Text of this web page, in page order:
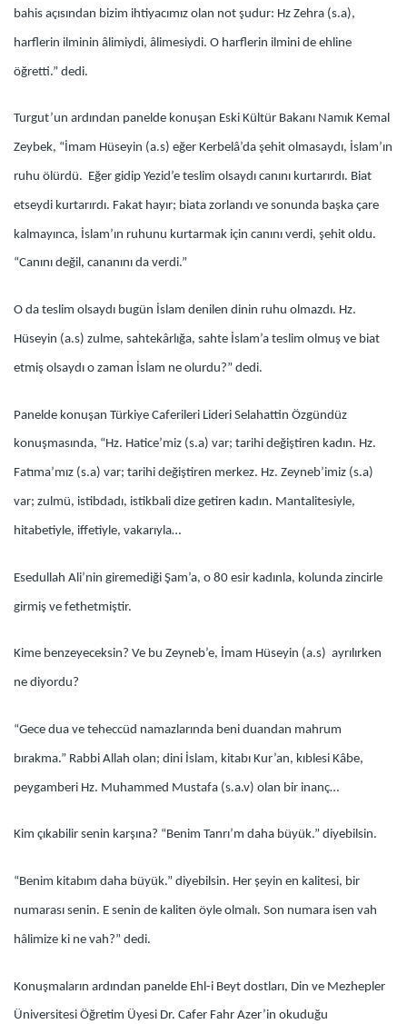
bahis açısından bizim ihtiyacımız olan not şudur: Hz Zehra (s.a),
harflerin ilminin âlimiydi, âlimesiydi. O harflerin ilmini de ehline
öğretti.” dedi.
Turgut’un ardından panelde konuşan Eski Kültür Bakanı Namık Kemal
Zeybek, “İmam Hüseyin (a.s) eğer Kerbelâ’da şehit olmasaydı, İslam’ın
ruhu ölürdü. Eğer gidip Yezid’e teslim olsaydı canını kurtarırdı. Biat
etseydi kurtarırdı. Fakat hayır; biata zorlandı ve sonunda başka çare
kalmayınca, İslam’ın ruhunu kurtarmak için canını verdi, şehit oldu.
“Canını değil, cananını da verdi.”
O da teslim olsaydı bugün İslam denilen dinin ruhu olmazdı. Hz.
Hüseyin (a.s) zulme, sahtekârlığa, sahte İslam’a teslim olmuş ve biat
etmiş olsaydı o zaman İslam ne olurdu?” dedi.
Panelde konuşan Türkiye Caferileri Lideri Selahattin Özgündüz
konuşmasında, “Hz. Hatice’miz (s.a) var; tarihi değiştiren kadın. Hz.
Fatıma’mız (s.a) var; tarihi değiştiren merkez. Hz. Zeyneb’imiz (s.a)
var; zulmü, istibdadı, istikbali dize getiren kadın. Mantalitesiyle,
hitabetiyle, iffetiyle, vakarıyla…
Esedullah Ali’nin giremediği Şam’a, o 80 esir kadınla, kolunda zincirle
girmiş ve fethetmiştir.
Kime benzeyeceksin? Ve bu Zeyneb’e, İmam Hüseyin (a.s) ayrılırken
ne diyordu?
“Gece dua ve teheccüd namazlarında beni duandan mahrum
bırakma.” Rabbi Allah olan; dini İslam, kitabı Kur’an, kıblesi Kâbe,
peygamberi Hz. Muhammed Mustafa (s.a.v) olan bir inanç…
Kim çıkabilir senin karşına? “Benim Tanrı’m daha büyük.” diyebilsin.
“Benim kitabım daha büyük.” diyebilsin. Her şeyin en kalitesi, bir
numarası senin. E senin de kaliten öyle olmalı. Son numara isen vah
hâlimize ki ne vah?” dedi.
Konuşmaların ardından panelde Ehl-i Beyt dostları, Din ve Mezhepler
Üniversitesi Öğretim Üyesi Dr. Cafer Fahr Azer’in okuduğu